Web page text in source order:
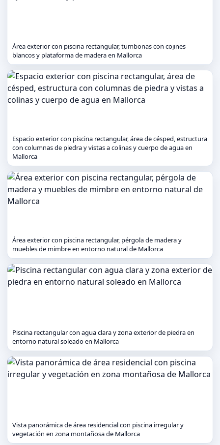
Área exterior con piscina rectangular, tumbonas con cojines
blancos y plataforma de madera en Mallorca
Espacio exterior con piscina rectangular, área de césped, estructura
con columnas de piedra y vistas a colinas y cuerpo de agua en
Mallorca
Área exterior con piscina rectangular, pérgola de madera y
muebles de mimbre en entorno natural de Mallorca
Piscina rectangular con agua clara y zona exterior de piedra en
entorno natural soleado en Mallorca
Vista panorámica de área residencial con piscina irregular y
vegetación en zona montañosa de Mallorca